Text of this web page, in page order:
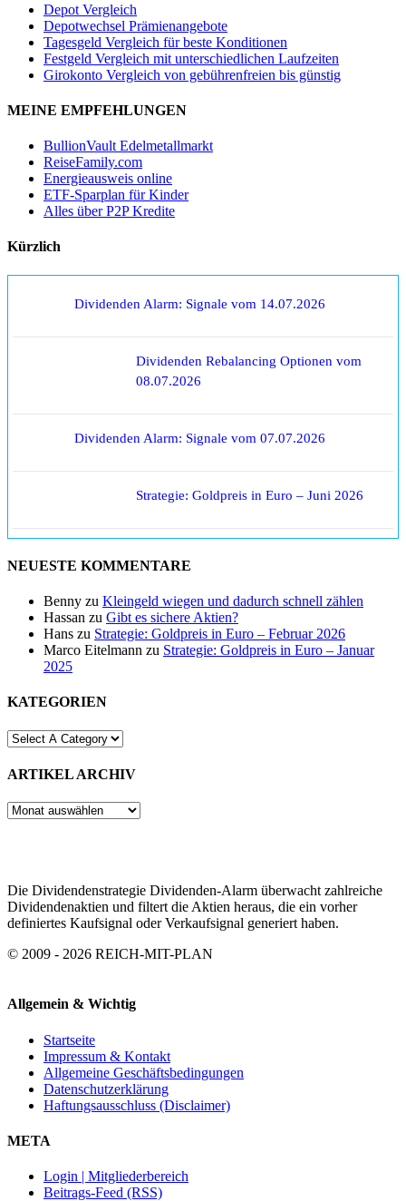
Depot Vergleich
Depotwechsel Prämienangebote
Tagesgeld Vergleich für beste Konditionen
Festgeld Vergleich mit unterschiedlichen Laufzeiten
Girokonto Vergleich von gebührenfreien bis günstig
MEINE EMPFEHLUNGEN
BullionVault Edelmetallmarkt
ReiseFamily.com
Energieausweis online
ETF-Sparplan für Kinder
Alles über P2P Kredite
Kürzlich
Dividenden Alarm: Signale vom 14.07.2026
Dividenden Rebalancing Optionen vom
08.07.2026
Dividenden Alarm: Signale vom 07.07.2026
Strategie: Goldpreis in Euro – Juni 2026
NEUESTE KOMMENTARE
Benny zu Kleingeld wiegen und dadurch schnell zählen
Hassan zu Gibt es sichere Aktien?
Hans zu Strategie: Goldpreis in Euro – Februar 2026
Marco Eitelmann zu Strategie: Goldpreis in Euro – Januar
2025
KATEGORIEN
ARTIKEL ARCHIV
ARTIKEL
Die Dividendenstrategie Dividenden-Alarm überwacht zahlreiche
Dividendenaktien und filtert die Aktien heraus, die ein vorher
definiertes Kaufsignal oder Verkaufsignal generiert haben.
© 2009 - 2026 REICH-MIT-PLAN
Allgemein & Wichtig
Startseite
Impressum & Kontakt
Allgemeine Geschäftsbedingungen
Datenschutzerklärung
Haftungsausschluss (Disclaimer)
META
Login | Mitgliederbereich
Beitrags-Feed (RSS)